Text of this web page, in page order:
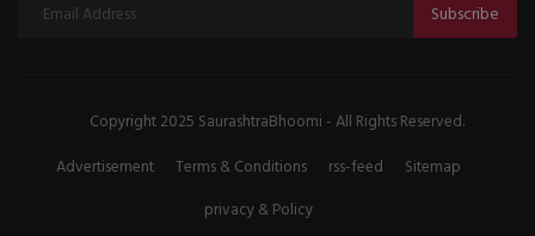
Subscribe
Copyright 2025 SaurashtraBhoomi - All Rights Reserved.
Advertisement
Terms & Conditions rss-feed
Sitemap
privacy & Policy